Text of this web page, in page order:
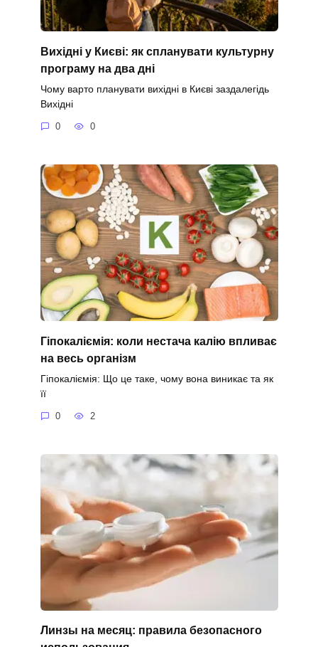
Вихідні у Києві: як спланувати культурну
програму на два дні
Чому варто планувати вихідні в Києві заздалегідь
Вихідні
0 0
Гіпокаліємія: коли нестача калію впливає
на весь організм
Гіпокаліємія: Що це таке, чому вона виникає та як
її
0 2
Линзы на месяц: правила безопасного